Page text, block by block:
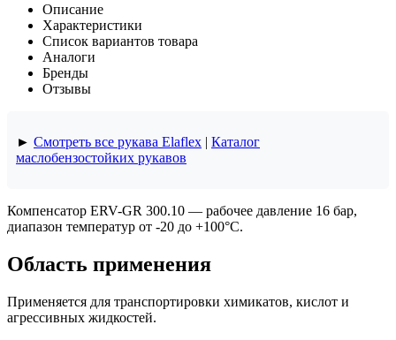
Описание
Характеристики
Список вариантов товара
Аналоги
Бренды
Отзывы
► Смотреть все рукава Elaflex | Каталог
маслобензостойких рукавов
Компенсатор ERV-GR 300.10 — рабочее давление 16 бар,
диапазон температур от -20 до +100°C.
Область применения
Применяется для транспортировки химикатов, кислот и
агрессивных жидкостей.